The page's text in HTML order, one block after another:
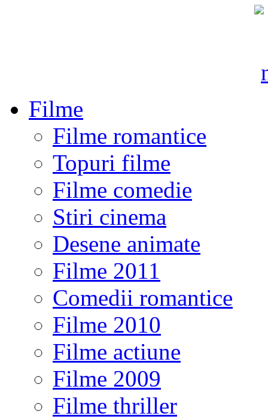
Filme
Filme romantice
Topuri filme
Filme comedie
Stiri cinema
Desene animate
Filme 2011
Comedii romantice
Filme 2010
Filme actiune
Filme 2009
Filme thriller